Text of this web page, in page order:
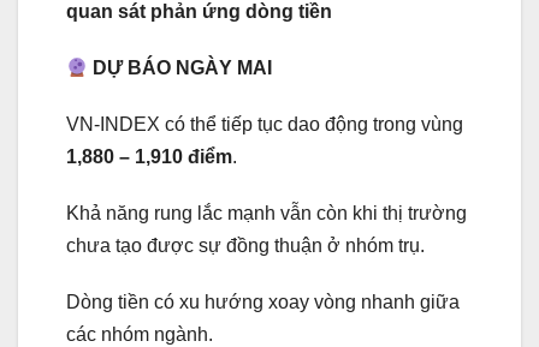
quan sát phản ứng dòng tiền
DỰ BÁO NGÀY MAI
VN-INDEX có thể tiếp tục dao động trong vùng
1,880 – 1,910 điểm.
Khả năng rung lắc mạnh vẫn còn khi thị trường
chưa tạo được sự đồng thuận ở nhóm trụ.
Dòng tiền có xu hướng xoay vòng nhanh giữa
các nhóm ngành.